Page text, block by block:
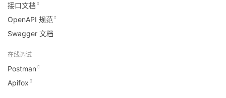
接口文档
OpenAPI 规范
Swagger 文档
在线调试
Postman
Apifox